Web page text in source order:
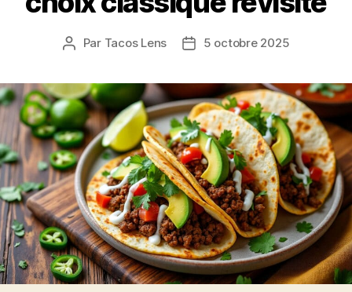
Auteur
Par Tacos Lens
Date5 octobre 2025